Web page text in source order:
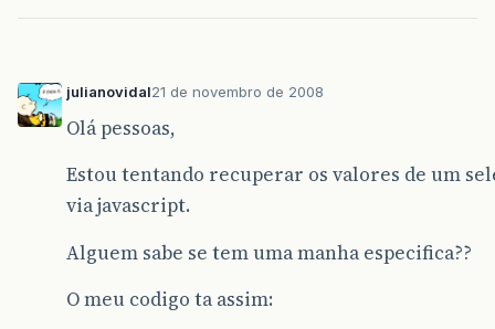
julianovidal21 de novembro de 2008
Olá pessoas,
Estou tentando recuperar os valores de um
via javascript.
Alguem sabe se tem uma manha especifica??
O meu codigo ta assim: